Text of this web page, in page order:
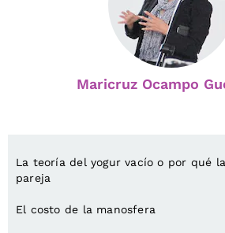
Maricruz Ocampo
La teoría del yogur vacío o por qué
pareja
El costo de la manosfera